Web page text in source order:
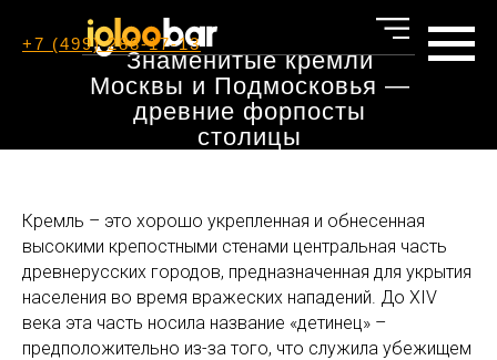
+7 (499) 288-17-13
Знаменитые кремли
Москвы и Подмосковья —
древние форпосты
столицы
Кремль – это хорошо укрепленная и обнесенная
высокими крепостными стенами центральная часть
древнерусских городов, предназначенная для укрытия
населения во время вражеских нападений. До XIV
века эта часть носила название «детинец» –
предположительно из-за того, что служила убежищем